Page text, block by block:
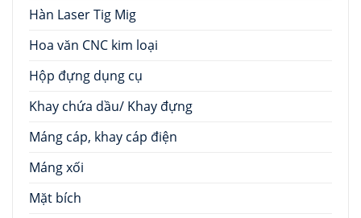
Hàn Laser Tig Mig
Hoa văn CNC kim loại
Hộp đựng dụng cụ
Khay chứa dầu/ Khay đựng
Máng cáp, khay cáp điện
Máng xối
Mặt bích